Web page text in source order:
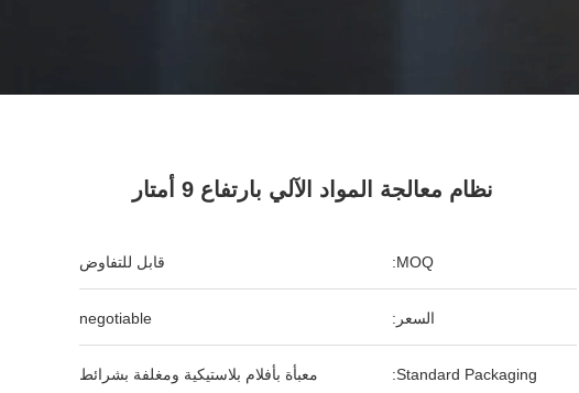
نظام معالجة المواد الآلي بارتفاع 9 أمتار
MOQ: قابل للتفاوض
السعر: negotiable
Standard Packaging: معبأة بأفلام بلاستيكية ومغلفة بشرائط